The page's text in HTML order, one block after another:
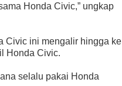
Honda Civic,” ungkap
Civic ini mengalir hingga ke
Honda Civic.
selalu pakai Honda